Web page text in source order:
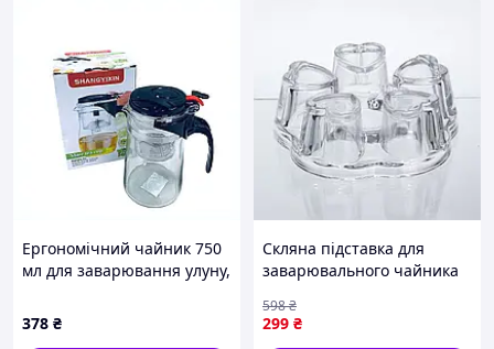
Ергономічний чайник 750
мл для заварювання улуну,
378 ₴
Скляна підставка для
заварювального чайника
скла для подачі чаю
напоїв HP-34-128
299 ₴
598₴